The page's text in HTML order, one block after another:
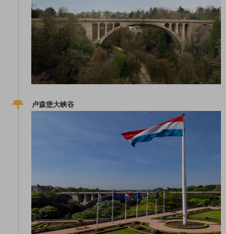
卢森堡大峡谷